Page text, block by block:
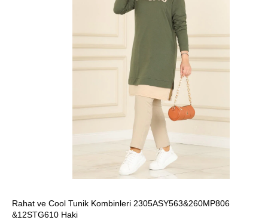
Rahat ve Cool Tunik Kombinleri 2305ASY563&260MP806
&12STG610 Haki